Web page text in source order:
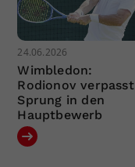
24.06.2026
Wimbledon:
Rodionov verpasst
Sprung in den
Hauptbewerb